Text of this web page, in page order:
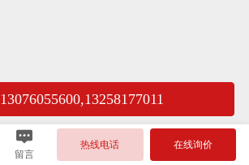
13076055600,13258177011
留言
热线电话 在线询价